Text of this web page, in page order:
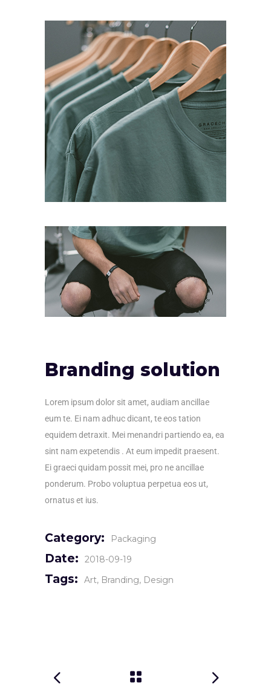
Branding solution
Lorem ipsum dolor sit amet, audiam ancillae
eum te. Ei nam adhuc dicant, te eos tation
equidem detraxit. Mei menandri partiendo ea, ea
sint nam expetendis . At eum impedit praesent.
Ei graeci quidam possit mei, pro ne ancillae
ponderum. Probo voluptua perpetua eos ut,
ornatus et ius.
Category: Packaging
Date: 2018-09-19
Tags: Art Branding Design